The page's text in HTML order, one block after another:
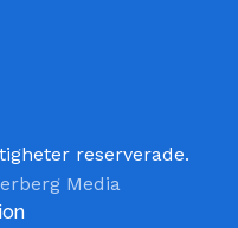
reserverade.
Media